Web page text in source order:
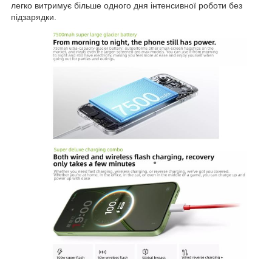
легко витримує більше одного дня інтенсивної роботи без
підзарядки.